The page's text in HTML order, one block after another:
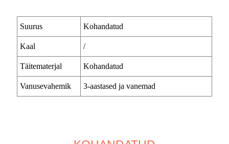
Suurus Kohandatud
Kaal /
Täitematerjal Kohandatud
Vanusevahemik 3-aastased ja vanemad